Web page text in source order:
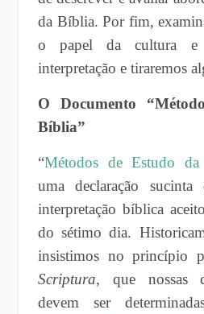
da Bíblia. Por fim,
o papel da cultura e
interpretação e tiraremos
O Documento
Bíblia”
“Métodos de Estudo
uma declaração
interpretação bíblica
do sétimo dia.
insistimos no princípio
Scriptura, que nossas
devem ser